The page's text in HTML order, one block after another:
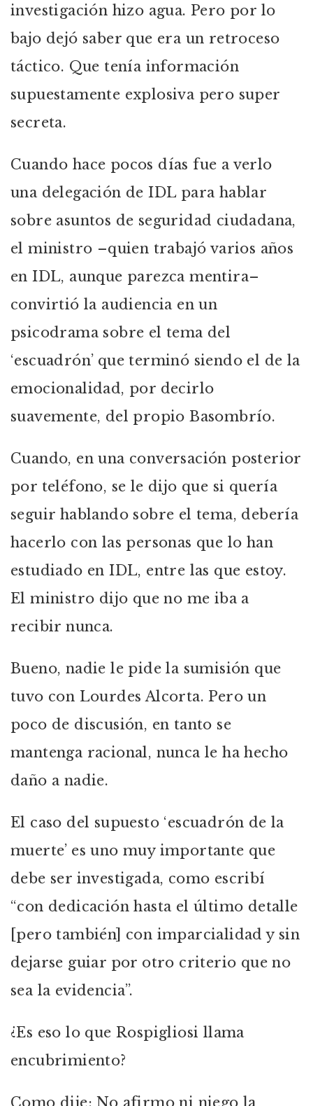
investigación hizo agua. Pero por lo
bajo dejó saber que era un retroceso
táctico. Que tenía información
supuestamente explosiva pero super
secreta.
Cuando hace pocos días fue a verlo
una delegación de IDL para hablar
sobre asuntos de seguridad ciudadana,
el ministro –quien trabajó varios años
en IDL, aunque parezca mentira–
convirtió la audiencia en un
psicodrama sobre el tema del
‘escuadrón’ que terminó siendo el de la
emocionalidad, por decirlo
suavemente, del propio Basombrío.
Cuando, en una conversación posterior
por teléfono, se le dijo que si quería
seguir hablando sobre el tema, debería
hacerlo con las personas que lo han
estudiado en IDL, entre las que estoy.
El ministro dijo que no me iba a
recibir nunca.
Bueno, nadie le pide la sumisión que
tuvo con Lourdes Alcorta. Pero un
poco de discusión, en tanto se
mantenga racional, nunca le ha hecho
daño a nadie.
El caso del supuesto ‘escuadrón de la
muerte’ es uno muy importante que
debe ser investigada, como escribí
“con dedicación hasta el último detalle
[pero también] con imparcialidad y sin
dejarse guiar por otro criterio que no
sea la evidencia”.
¿Es eso lo que Rospigliosi llama
encubrimiento?
Como dije: No afirmo ni niego la